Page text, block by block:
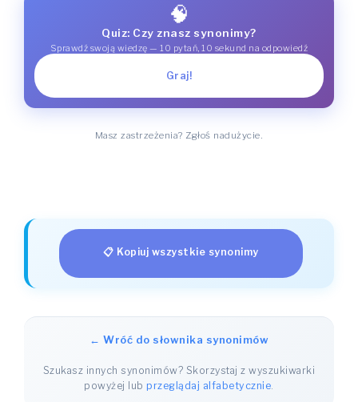
🧠
Quiz: Czy znasz synonimy?
Sprawdź swoją wiedzę — 10 pytań, 10 sekund na odpowiedź
Graj!
Masz zastrzeżenia? Zgłoś nadużycie.
📋 Kopiuj wszystkie synonimy
← Wróć do słownika synonimów
Szukasz innych synonimów? Skorzystaj z wyszukiwarki
powyżej lubprzeglądaj alfabetycznie.